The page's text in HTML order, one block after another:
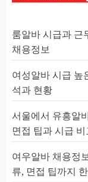
룸알바 시급과 근
채용정보
여성알바 시급 높
석과 현황
서울에서 유흥알
면접 팁과 시급 비
여우알바 채용정
류, 면접 팁까지